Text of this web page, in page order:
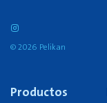
© 2026 Pelikan
Productos